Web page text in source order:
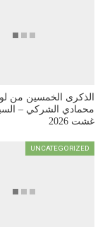
الذكرى الخمسين من
غشت 2026
UNCATEGORIZED